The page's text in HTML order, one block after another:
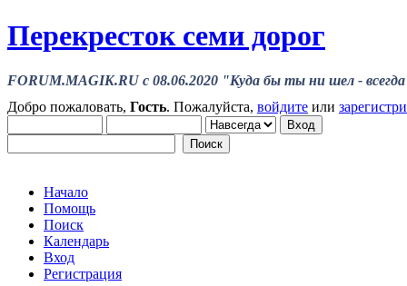
Перекресток семи дорог
FORUM.MAGIK.RU c 08.06.2020 "Куда бы ты ни шел - всегда
Добро пожаловать, Гость. Пожалуйста, войдите или
Начало
Помощь
Поиск
Календарь
Вход
Регистрация